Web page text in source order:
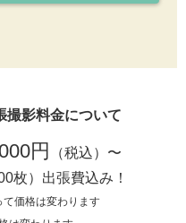
撮影料金について
円
（税込）〜
枚）出張費込み！
価格は変わります